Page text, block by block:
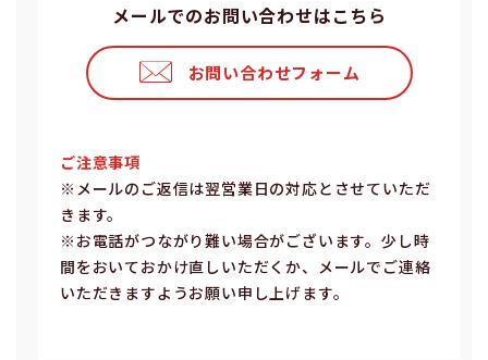
メールでのお問い合わせはこちら
お問い合わせフォーム
ご注意事項
※メールのご返信は翌営業⽇の対応とさせていただ
きます。
※お電話がつながり難い場合がございます。少し時
間をおいておかけ直しいただくか、メールでご連絡
いただきますようお願い申し上げます。